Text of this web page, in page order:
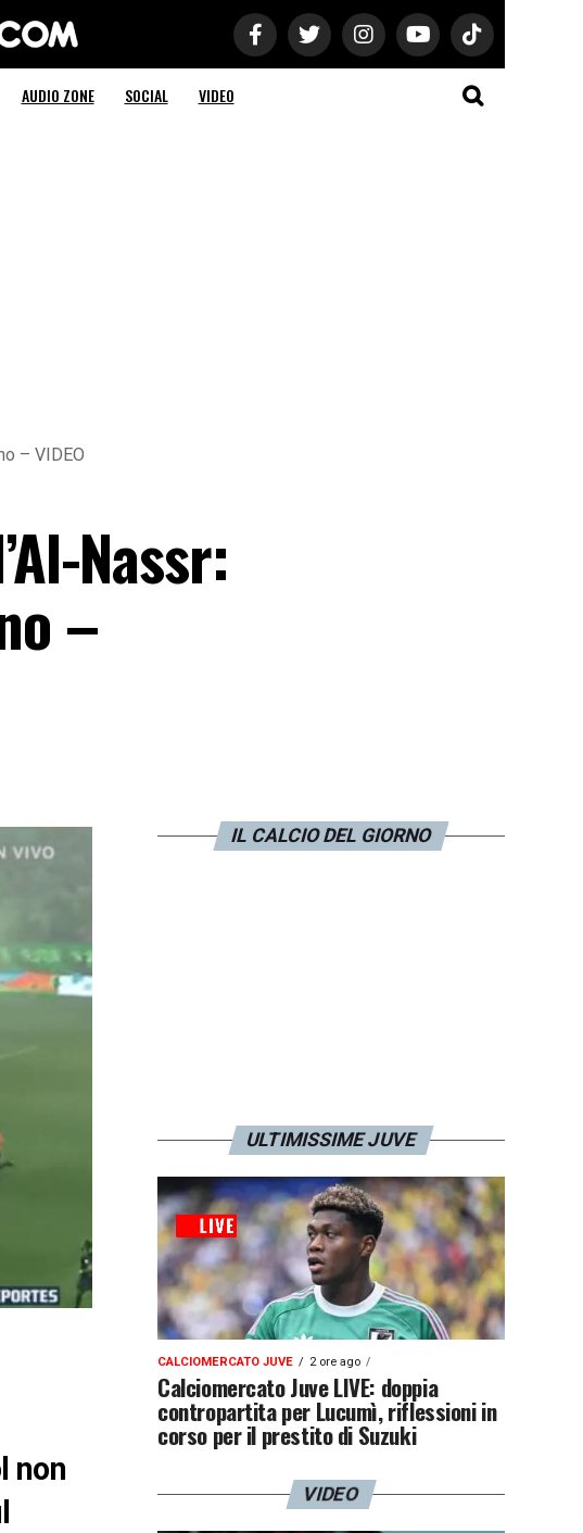
AUDIO ZONE SOCIAL VIDEO
– VIDEO
Nassr:
–
non
IL CALCIO DEL GIORNO
ULTIMISSIME JUVE
CALCIOMERCATO JUVE 2 ore ago
Calciomercato Juve LIVE: doppia
contropartita per Lucumì, riflessioni in
corso per il prestito di Suzuki
VIDEO